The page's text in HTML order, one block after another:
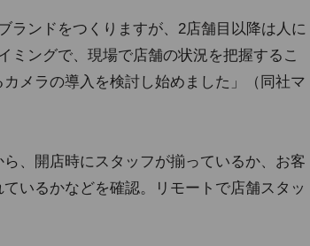
ランドをつくりますが、2店舗目以降は人に
ミングで、現場で店舗の状況を把握するこ
メラの導入を検討し始めました」（同社マ
、開店時にスタッフが揃っているか、お客
いるかなどを確認。リモートで店舗スタッ